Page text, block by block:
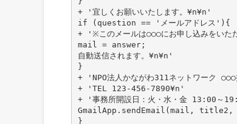
+ '宜しくお願いいたします。¥n¥n'
if (question == 'メールアドレス'){
+ '※このメールは○○○にお申し込みをいた
mail = answer;
自動送信されます。¥n¥n'
}
+ 'NPO法人かながわ311ネットワーク
+ 'TEL 123-456-7890¥n'
+ '事務所開設日：火・水・金 13:00～
GmailApp.sendEmail(mail, title2,
}